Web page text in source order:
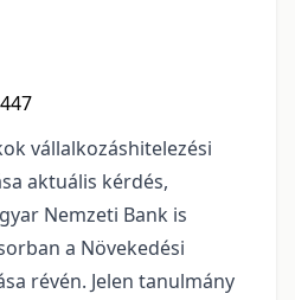
447
vállalkozáshitelezési
aktuális kérdés,
Nemzeti Bank is
a Növekedési
révén. Jelen tanulmány